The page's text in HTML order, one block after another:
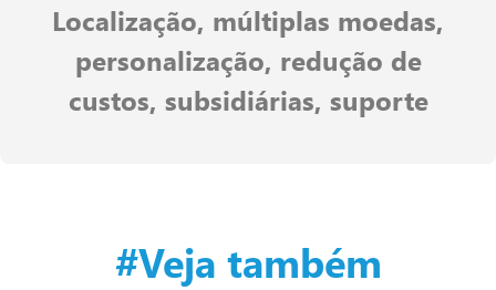
Localização, múltiplas moedas,
personalização, redução de
custos, subsidiárias, suporte
#Veja também